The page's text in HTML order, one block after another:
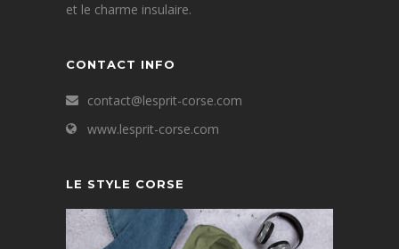
et le charme insulaire.
CONTACT INFO
contact@lesprit-corse.com
www.lesprit-corse.com
LE STYLE CORSE